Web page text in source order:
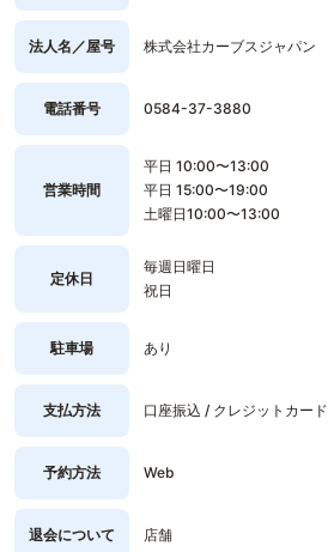
法人名／屋号 株式会社カーブスジャパン
電話番号 0584-37-3880
営業時間
平日 10:00〜13:00
平日 15:00〜19:00
土曜日10:00〜13:00
定休日
毎週日曜日
祝日
駐車場 あり
支払方法 口座振込 / クレジットカード
予約方法 Web
退会について 店舗